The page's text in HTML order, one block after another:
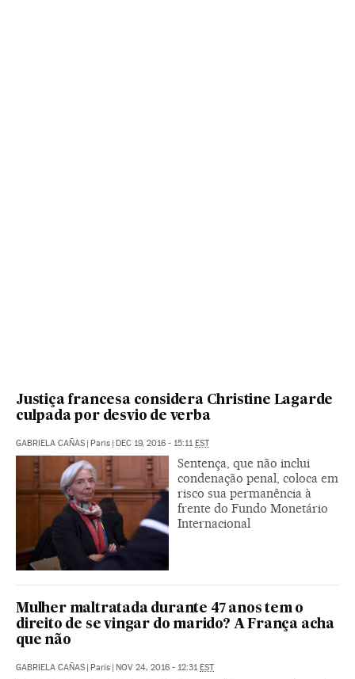
Justiça francesa considera Christine Lagarde
culpada por desvio de verba
GABRIELA CAÑAS Paris DEC 19, 2016 - 15:11 EST
Sentença, que não inclui
condenação penal, coloca em
risco sua permanência à
frente do Fundo Monetário
Internacional
Mulher maltratada durante 47 anos tem o
direito de se vingar do marido? A França acha
que não
GABRIELA CAÑAS París NOV 24, 2016 - 12:31 EST